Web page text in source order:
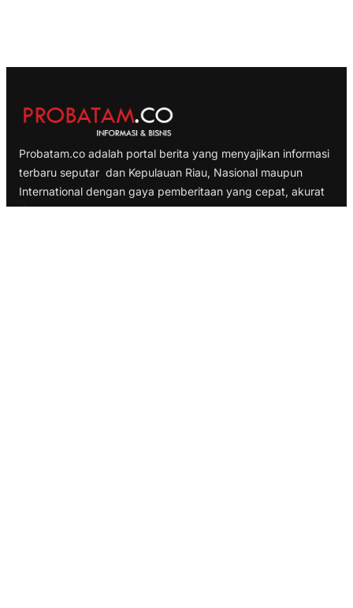
Probatam.co adalah portal berita yang menyajikan informasi
terbaru seputar dan Kepulauan Riau, Nasional maupun
International dengan gaya pemberitaan yang cepat, akurat
dan terpercaya